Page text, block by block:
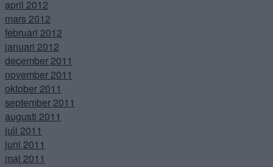
april 2012
mars 2012
februari 2012
januari 2012
december 2011
november 2011
oktober 2011
september 2011
augusti 2011
juli 2011
juni 2011
maj 2011